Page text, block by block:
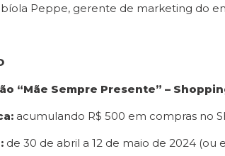
Peppe, gerente de marketing do
“Mãe Sempre Presente” –
acumulando R$ 500 em compras no
de 30 de abril a 12 de maio de 2024 (ou